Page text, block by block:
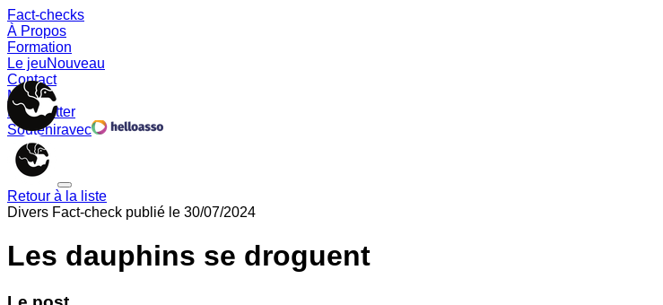
Fact-checks
À Propos
Formation
Le jeuNouveau
Contact
Memes
Newsletter
Souteniravec
Retour à la liste
Divers Fact-check publié le 30/07/2024
Les dauphins se droguent